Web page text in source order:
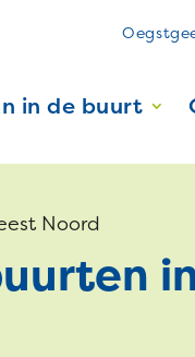
in de buurt
Noord